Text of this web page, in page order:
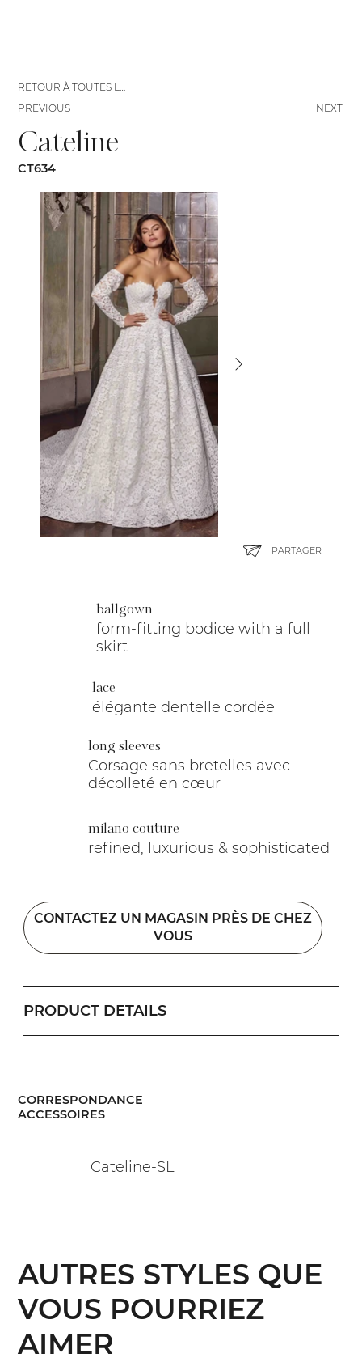
ballgown
form-fitting bodice with a full
skirt
lace
élégante dentelle cordée
long sleeves
Corsage sans bretelles avec
décolleté en cœur
milano couture
refined, luxurious & sophisticated
CONTACTEZ UN MAGASIN PRÈS DE CHEZ
VOUS
Cateline
CT634
PARTAGER
NEXT
RETOUR À TOUTES LES ROBES
PREVIOUS
PRODUCT DETAILS
CORRESPONDANCE
ACCESSOIRES
Cateline-SL
AUTRES STYLES QUE
VOUS POURRIEZ
AIMER